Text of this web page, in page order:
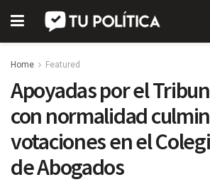
Home Featured
Apoyadas por el
con normalidad
votaciones en el
de Abogados